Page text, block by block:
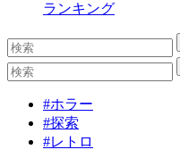
ランキング
#ホラー
#探索
#レトロ